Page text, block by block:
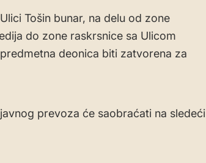
Tošin bunar, na delu od zone
do zone raskrsnice sa Ulicom
deonica biti zatvorena za
prevoza će saobraćati na sledeći